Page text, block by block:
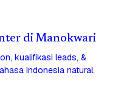
di Manokwari
kualifikasi leads, &
Indonesia natural.